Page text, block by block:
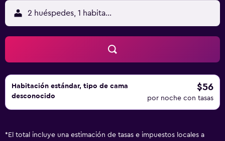
2 huéspedes, 1 habitación
Habitación estándar, tipo de cama
desconocido
$56
por noche con tasas
* El total incluye una estimación de tasas e impuestos locales a